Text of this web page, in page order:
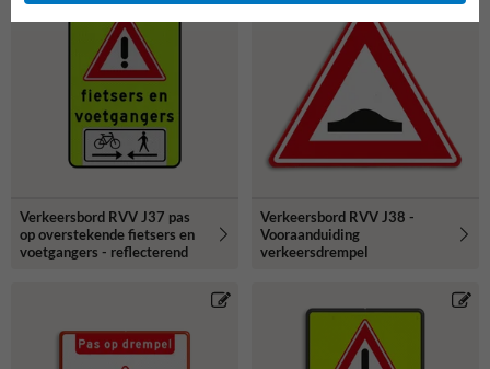
Verkeersbord RVV J37 pas
op overstekende fietsers en
voetgangers - reflecterend
Verkeersbord RVV J38 -
Vooraanduiding
verkeersdrempel